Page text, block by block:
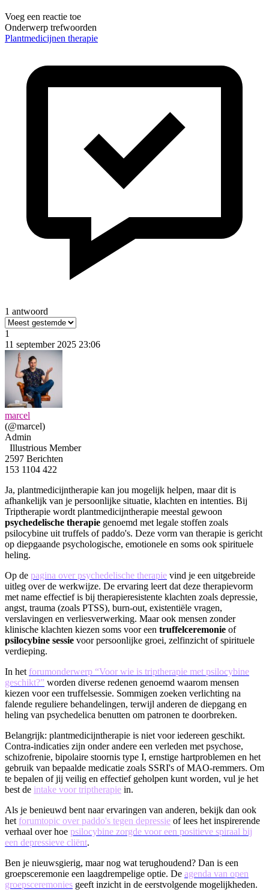
Voeg een reactie toe
Onderwerp trefwoorden
Plantmedicijnen therapie
1 antwoord
1
11 september 2025 23:06
marcel
(@marcel)
Admin
Illustrious Member
2597 Berichten
153 1104 422
Ja, plantmedicijntherapie kan jou mogelijk helpen, maar dit is
afhankelijk van je persoonlijke situatie, klachten en intenties. Bij
Triptherapie wordt plantmedicijntherapie meestal gewoon
psychedelische therapie genoemd met legale stoffen zoals
psilocybine uit truffels of paddo's. Deze vorm van therapie is gericht
op diepgaande psychologische, emotionele en soms ook spirituele
heling.
Op de pagina over psychedelische therapie vind je een uitgebreide
uitleg over de werkwijze. De ervaring leert dat deze therapievorm
met name effectief is bij therapieresistente klachten zoals depressie,
angst, trauma (zoals PTSS), burn-out, existentiële vragen,
verslavingen en verliesverwerking. Maar ook mensen zonder
klinische klachten kiezen soms voor een truffelceremonie of
psilocybine sessie voor persoonlijke groei, zelfinzicht of spirituele
verdieping.
In het forumonderwerp “Voor wie is triptherapie met psilocybine
geschikt?” worden diverse redenen genoemd waarom mensen
kiezen voor een truffelsessie. Sommigen zoeken verlichting na
falende reguliere behandelingen, terwijl anderen de diepgang en
heling van psychedelica benutten om patronen te doorbreken.
Belangrijk: plantmedicijntherapie is niet voor iedereen geschikt.
Contra-indicaties zijn onder andere een verleden met psychose,
schizofrenie, bipolaire stoornis type I, ernstige hartproblemen en het
gebruik van bepaalde medicatie zoals SSRI's of MAO-remmers. Om
te bepalen of jij veilig en effectief geholpen kunt worden, vul je het
best de intake voor triptherapie in.
Als je benieuwd bent naar ervaringen van anderen, bekijk dan ook
het forumtopic over paddo's tegen depressie of lees het inspirerende
verhaal over hoe psilocybine zorgde voor een positieve spiraal bij
een depressieve cliënt.
Ben je nieuwsgierig, maar nog wat terughoudend? Dan is een
groepsceremonie een laagdrempelige optie. De agenda van open
groepsceremonies geeft inzicht in de eerstvolgende mogelijkheden.